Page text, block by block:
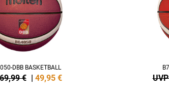
DBB BASKETBALL
€ 49,95 €